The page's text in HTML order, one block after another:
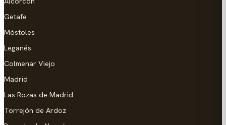
Getafe
Móstoles
Leganés
Colmenar Viejo
Madrid
Las Rozas de Madrid
Torrejón de Ardoz